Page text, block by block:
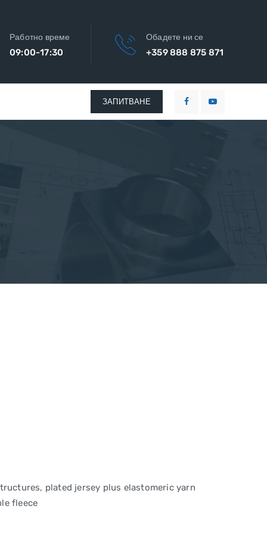
Работно време
09:00-17:30
Обадете ни се
+359 888 875 871
ЗАПИТВАНЕ
plated jersey plus elastomeric yarn
fleece